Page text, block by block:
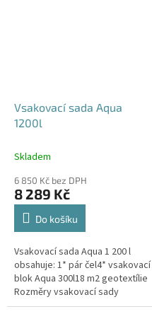
Vsakovací sada Aqua
1200l
Skladem
6 850 Kč bez DPH
8 289 Kč
Do košíku
Vsakovací sada Aqua 1 200 l
obsahuje: 1* pár čel4* vsakovací
blok Aqua 300l18 m2 geotextílie
Rozměry vsakovací sady
480x80x52 cm Nosnost bloků až